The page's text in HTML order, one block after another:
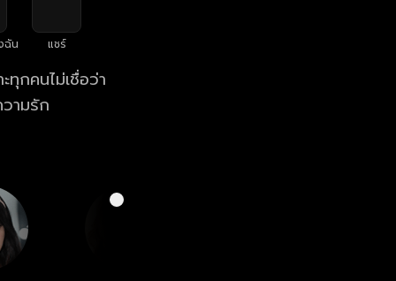
ฉัน แชร์
ทุกคนไม่เชื่อว่า
ามรัก